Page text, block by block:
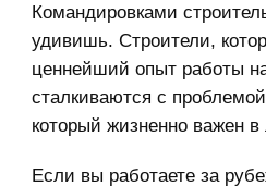
Командировками
удивишь. Строители,
ценнейший опыт работы
сталкиваются с
который жизненно важен
Если вы работаете за